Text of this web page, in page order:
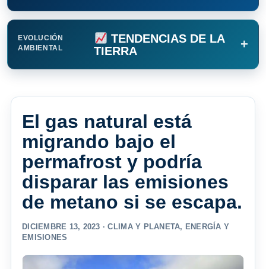
EVOLUCIÓN
AMBIENTAL
TENDENCIAS DE LA
TIERRA
+
El gas natural está
migrando bajo el
permafrost y podría
disparar las emisiones
de metano si se escapa.
DICIEMBRE 13, 2023 ·CLIMA Y PLANETA, ENERGÍA Y
EMISIONES